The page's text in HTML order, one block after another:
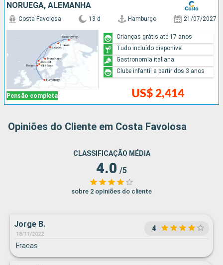
NORUEGA, ALEMANHA
Pensão completa
Costa Favolosa 13 d Hamburgo 21/07/2027
US$ 2,414
Crianças grátis até 17 anos
Tudo incluído disponível
Gastronomia italiana
Clube infantil a partir dos 3 anos
Opiniões do Cliente em Costa Favolosa
CLASSIFICAÇÃO MÉDIA
4.0 /5
sobre 2 opiniões do cliente
Jorge B.
18/11/2022
4
Fracas